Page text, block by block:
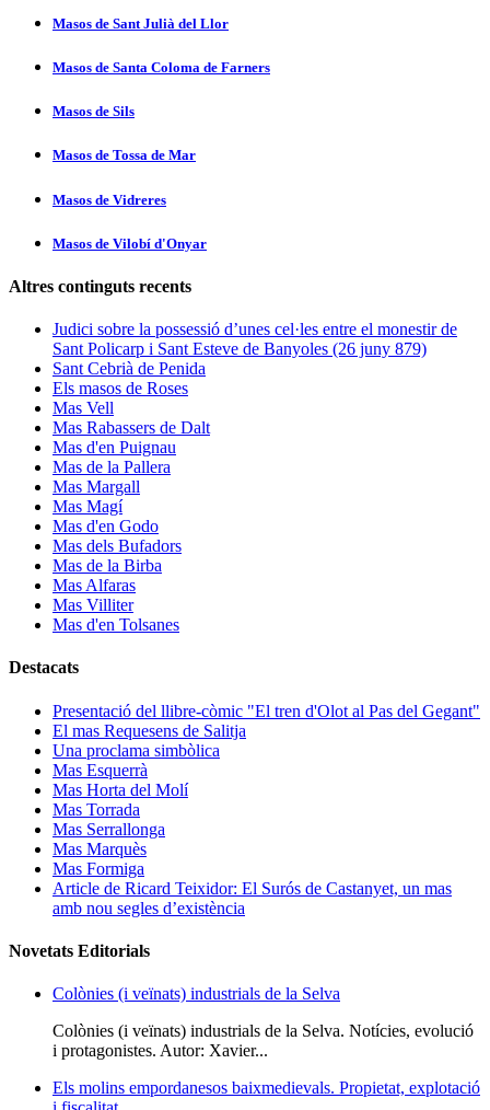
Masos de Sant Julià del Llor
Masos de Santa Coloma de Farners
Masos de Sils
Masos de Tossa de Mar
Masos de Vidreres
Masos de Vilobí d'Onyar
Altres continguts recents
Judici sobre la possessió d’unes cel·les entre el monestir de
Sant Policarp i Sant Esteve de Banyoles (26 juny 879)
Sant Cebrià de Penida
Els masos de Roses
Mas Vell
Mas Rabassers de Dalt
Mas d'en Puignau
Mas de la Pallera
Mas Margall
Mas Magí
Mas d'en Godo
Mas dels Bufadors
Mas de la Birba
Mas Alfaras
Mas Villiter
Mas d'en Tolsanes
Destacats
Presentació del llibre-còmic "El tren d'Olot al Pas del Gegant"
El mas Requesens de Salitja
Una proclama simbòlica
Mas Esquerrà
Mas Horta del Molí
Mas Torrada
Mas Serrallonga
Mas Marquès
Mas Formiga
Article de Ricard Teixidor: El Surós de Castanyet, un mas
amb nou segles d’existència
Novetats Editorials
Colònies (i veïnats) industrials de la Selva
Colònies (i veïnats) industrials de la Selva. Notícies, evolució
i protagonistes. Autor: Xavier...
Els molins empordanesos baixmedievals. Propietat, explotació